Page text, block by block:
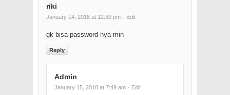
riki
January 14, 2018 at 12:30 pm · Edit
gk bisa password nya min
Reply
Admin
January 15, 2018 at 7:49 am · Edit